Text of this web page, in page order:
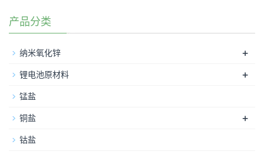
产品分类
纳米氧化锌 +
锂电池原材料 +
锰盐
铜盐 +
钴盐